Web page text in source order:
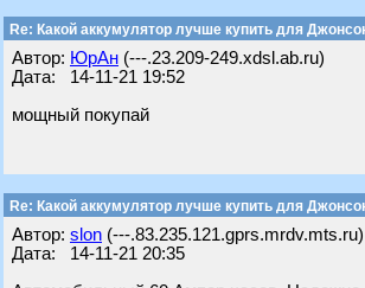
Re: Какой аккумулятор лучше купить для
Автор: ЮрАн (---.23.209-249.xdsl.ab.ru)
Дата: 14-11-21 19:52
мощный покупай
Re: Какой аккумулятор лучше купить для
Автор: slon (---.83.235.121.gprs.mrdv.mts.ru)
Дата: 14-11-21 20:35